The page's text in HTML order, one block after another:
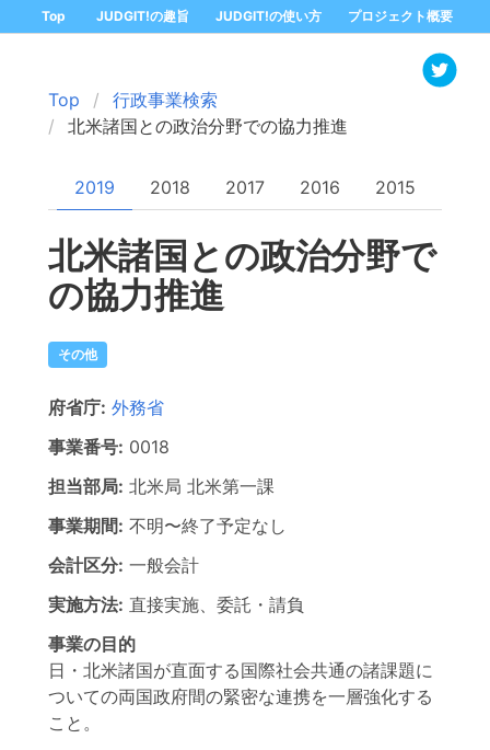
Top JUDGIT!の趣旨 JUDGIT!の使い方 プロジェクト概要
Top
行政事業検索
北米諸国との政治分野での協力推進
2019 2018 2017 2016 2015
北米諸国との政治分野で
の協力推進
その他
府省庁: 外務省
事業番号: 0018
担当部局: 北米局 北米第一課
事業期間: 不明〜終了予定なし
会計区分: 一般会計
実施方法: 直接実施、委託・請負
事業の目的
日・北米諸国が直面する国際社会共通の諸課題に
ついての両国政府間の緊密な連携を一層強化する
こと。